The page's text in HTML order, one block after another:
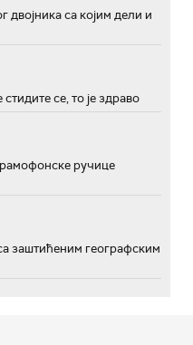
двојника са којим дели и
се, то је здраво
ручице
заштићеним географским